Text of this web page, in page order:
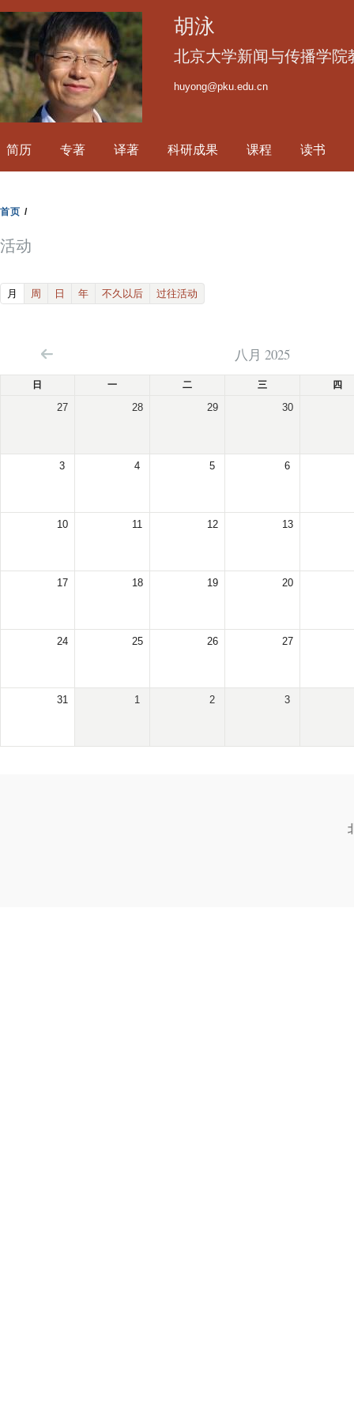
到
内
胡泳
北京大学新闻与传播学院
huyong@pku.edu.cn
简历 专著 译著 科研成果 课程 读书
首页 /
活动
月 (active tab)
周 日 年 不久以后 过往活动
八月 2025
日 一 二 三 四
27 28 29 30
3 4 5 6
10 11 12 13
17 18 19 20
24 25 26 27
31 1 2 3